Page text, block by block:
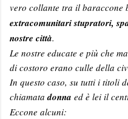
vero collante tra il baraccone
extracomunitari stupratori,
nostre città.
Le nostre educate e più che
di costoro erano culle della
In questo caso, su tutti i titoli
chiamatadonna ed è lei il
Eccone alcuni: